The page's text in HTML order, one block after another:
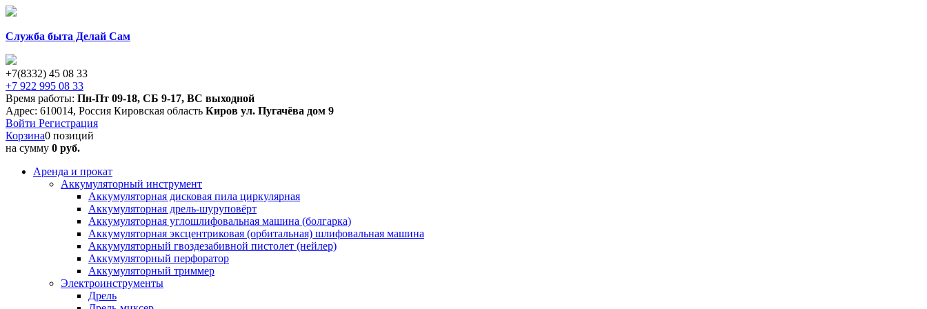
Служба быта Делай Сам
+7(8332) 45 08 33
+7 922 995 08 33
Время работы: Пн-Пт 09-18, СБ 9-17, ВС выходной
Адрес: 610014, Россия Кировская область Киров ул. Пугачёва дом 9
Войти Регистрация
Корзина0 позиций
на сумму 0 руб.
Аренда и прокат
Аккумуляторный инструмент
Аккумуляторная дисковая пила циркулярная
Аккумуляторная дрель-шуруповёрт
Аккумуляторная углошлифовальная машина (болгарка)
Аккумуляторная эксцентриковая (орбитальная) шлифовальная машина
Аккумуляторный гвоздезабивной пистолет (нейлер)
Аккумуляторный перфоратор
Аккумуляторный триммер
Электроинструменты
Дрель